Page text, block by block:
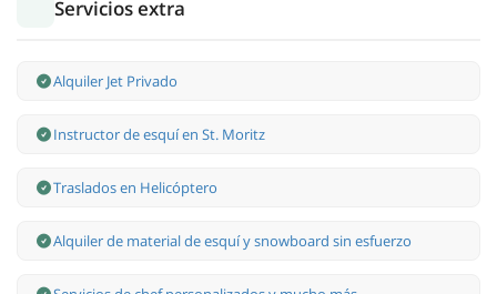
Servicios extra
Alquiler Jet Privado
Instructor de esquí en St. Moritz
Traslados en Helicóptero
Alquiler de material de esquí y snowboard sin esfuerzo